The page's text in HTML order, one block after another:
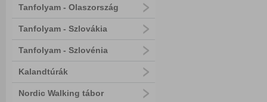
Tanfolyam - Olaszország
Tanfolyam - Szlovákia
Tanfolyam - Szlovénia
Kalandtúrák
Nordic Walking tábor